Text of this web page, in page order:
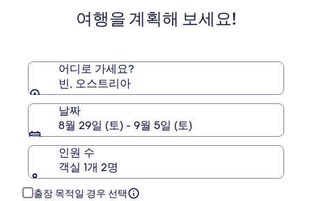
요
금
한
한
보
를
해
주
여행을 계획해 보세요!
어디로 가세요?
빈, 오스트리아
날짜
8월 29일 (토) - 9월 5일 (토)
인원 수
객실 1개 2명
출장 목적일 경우 선택